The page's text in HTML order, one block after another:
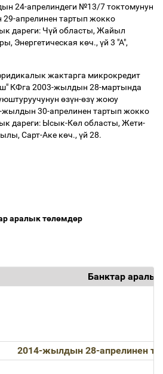
24-апрелиндеги №13/7 токтомунун
апрелинен тартып жокко
дареги: Чүй областы, Жайыл
Энергетическая көч., үй 3 "А",
жактарга микрокредит
КФга 2003-жылдын 28-мартында
өзүн-өзүжоюу
30-апрелинен тартып жокко
дареги: Ысык-Көл областы, Жети-
Сарт-Аке көч., үй 28.
аралык төлөмдөр
Банктар
2014-жылдын 28-апрелинен